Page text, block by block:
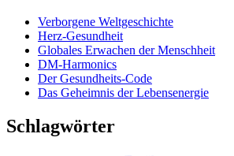
Verborgene Weltgeschichte
Herz-Gesundheit
Globales Erwachen der Menschheit
DM-Harmonics
Der Gesundheits-Code
Das Geheimnis der Lebensenergie
Schlagwörter